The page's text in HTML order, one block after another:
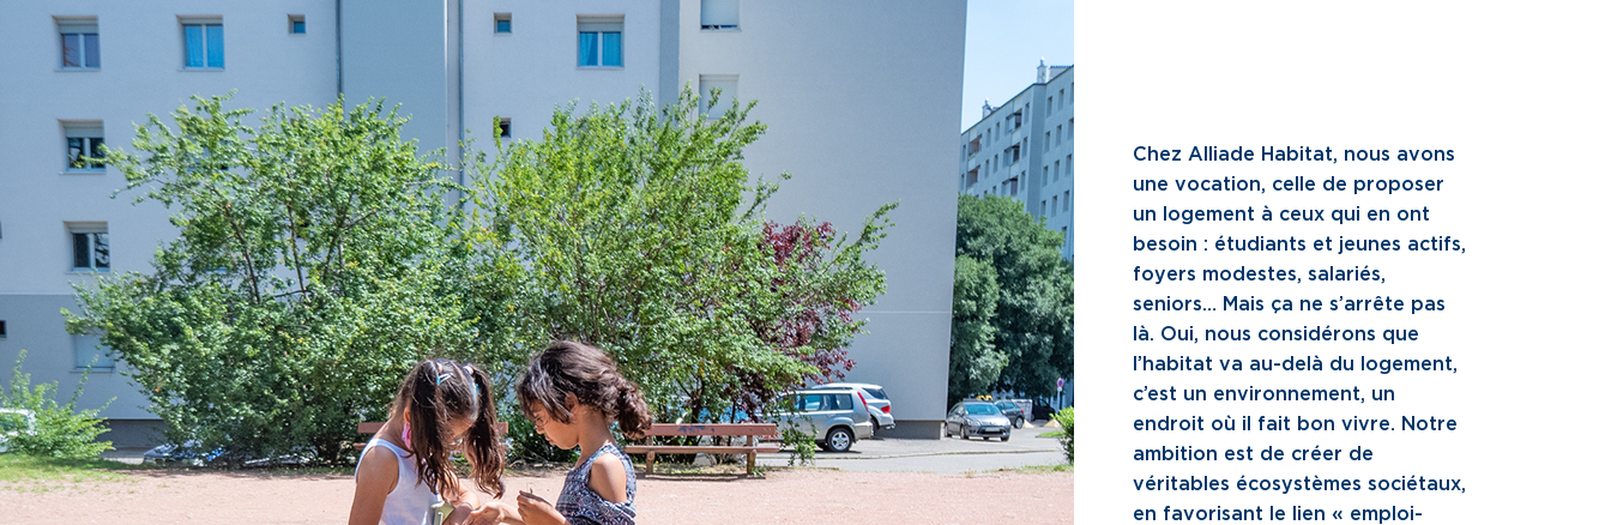
Chez Alliade Habitat, nous avons
une vocation, celle de proposer
un logement à ceux qui en ont
besoin : étudiants et jeunes actifs,
foyers modestes, salariés,
seniors… Mais ça ne s’arrête pas
là. Oui, nous considérons que
l’habitat va au-delà du logement,
c’est un environnement, un
endroit où il fait bon vivre. Notre
ambition est de créer de
véritables écosystèmes sociétaux,
en favorisant le lien « emploi-